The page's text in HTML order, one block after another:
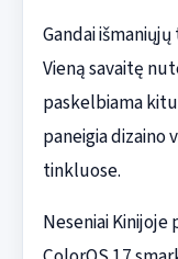
Gandai
Vieną savaitę
paskelbiama
paneigia dizaino
tinkluose.
Neseniai